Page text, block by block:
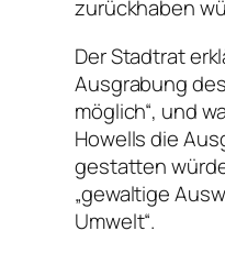
zurückhaben
Der Stadtrat
Ausgrabung
möglich“, und
Howells die
gestatten
„gewaltige
Umwelt“.